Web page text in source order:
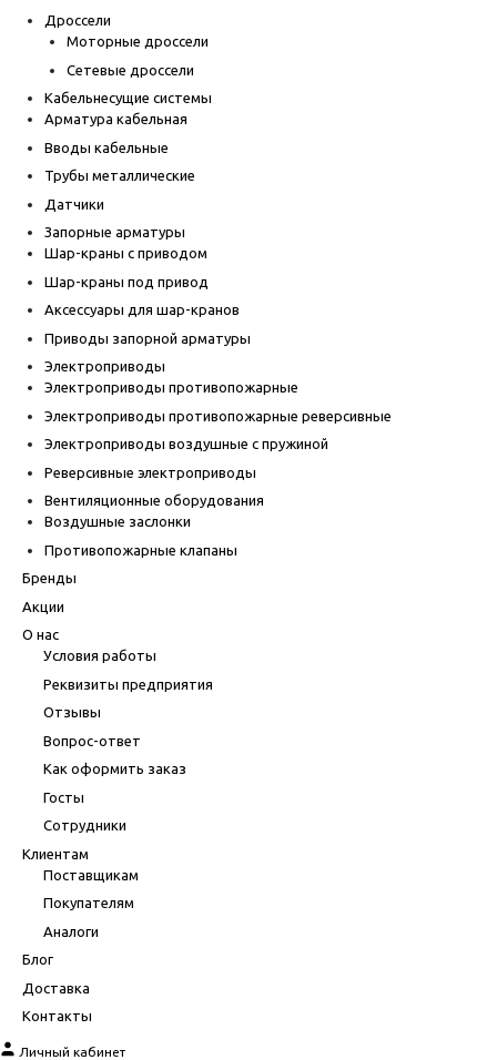
Дроссели
Моторные дроссели
Сетевые дроссели
Кабельнесущие системы
Арматура кабельная
Вводы кабельные
Трубы металлические
Датчики
Запорные арматуры
Шар-краны с приводом
Шар-краны под привод
Аксессуары для шар-кранов
Приводы запорной арматуры
Электроприводы
Электроприводы противопожарные
Электроприводы противопожарные реверсивные
Электроприводы воздушные с пружиной
Реверсивные электроприводы
Вентиляционные оборудования
Воздушные заслонки
Противопожарные клапаны
Бренды
Акции
О нас
Условия работы
Реквизиты предприятия
Отзывы
Вопрос-ответ
Как оформить заказ
Госты
Сотрудники
Клиентам
Поставщикам
Покупателям
Аналоги
Блог
Доставка
Контакты
Личный кабинет